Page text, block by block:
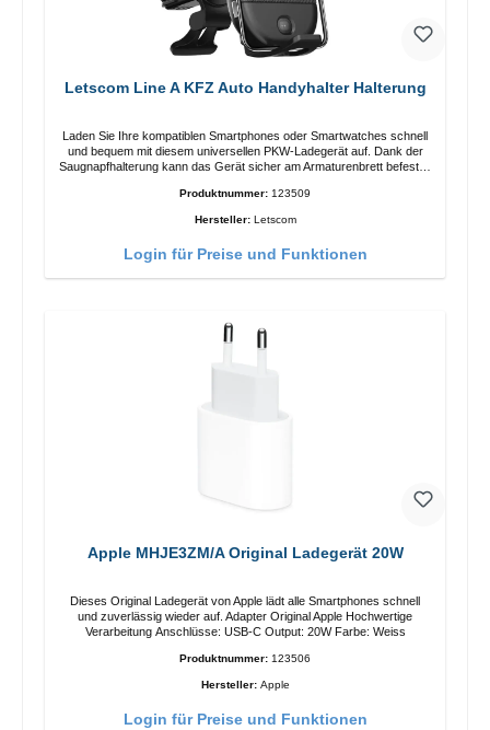
Letscom Line A KFZ Auto Handyhalter Halterung
Laden Sie Ihre kompatiblen Smartphones oder Smartwatches schnell
und bequem mit diesem universellen PKW-Ladegerät auf. Dank der
Saugnapfhalterung kann das Gerät sicher am Armaturenbrett befestigt
Produktnummer: 123509
Hersteller: Letscom
Login für Preise und Funktionen
Apple MHJE3ZM/A Original Ladegerät 20W
Dieses Original Ladegerät von Apple lädt alle Smartphones schnell
und zuverlässig wieder auf. Adapter Original Apple Hochwertige
Verarbeitung Anschlüsse: USB-C Output: 20W Farbe: Weiss
Produktnummer: 123506
Hersteller: Apple
Login für Preise und Funktionen